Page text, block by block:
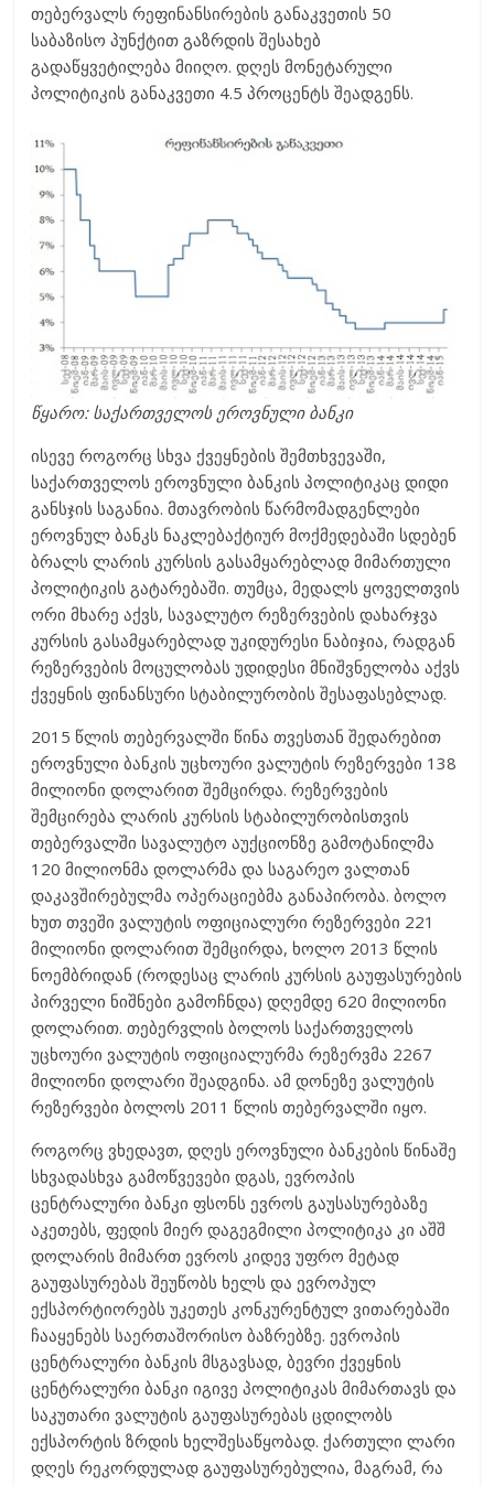
თებერვალს რეფინანსირების განაკვეთის 50
საბაზისო პუნქტით გაზრდის შესახებ
გადაწყვეტილება მიიღო. დღეს მონეტარული
პოლიტიკის განაკვეთი 4.5 პროცენტს შეადგენს.
წყარო: საქართველოს ეროვნული ბანკი
ისევე როგორც სხვა ქვეყნების შემთხვევაში,
საქართველოს ეროვნული ბანკის პოლიტიკაც დიდი
განსჯის საგანია. მთავრობის წარმომადგენლები
ეროვნულ ბანკს ნაკლებაქტიურ მოქმედებაში სდებენ
ბრალს ლარის კურსის გასამყარებლად მიმართული
პოლიტიკის გატარებაში. თუმცა, მედალს ყოველთვის
ორი მხარე აქვს, სავალუტო რეზერვების დახარჯვა
კურსის გასამყარებლად უკიდურესი ნაბიჯია, რადგან
რეზერვების მოცულობას უდიდესი მნიშვნელობა აქვს
ქვეყნის ფინანსური სტაბილურობის შესაფასებლად.
2015 წლის თებერვალში წინა თვესთან შედარებით
ეროვნული ბანკის უცხოური ვალუტის რეზერვები 138
მილიონი დოლარით შემცირდა. რეზერვების
შემცირება ლარის კურსის სტაბილურობისთვის
თებერვალში სავალუტო აუქციონზე გამოტანილმა
120 მილიონმა დოლარმა და საგარეო ვალთან
დაკავშირებულმა ოპერაციებმა განაპირობა. ბოლო
ხუთ თვეში ვალუტის ოფიციალური რეზერვები 221
მილიონი დოლარით შემცირდა, ხოლო 2013 წლის
ნოემბრიდან (როდესაც ლარის კურსის გაუფასურების
პირველი ნიშნები გამოჩნდა) დღემდე 620 მილიონი
დოლარით. თებერვლის ბოლოს საქართველოს
უცხოური ვალუტის ოფიციალურმა რეზერვმა 2267
მილიონი დოლარი შეადგინა. ამ დონეზე ვალუტის
რეზერვები ბოლოს 2011 წლის თებერვალში იყო.
როგორც ვხედავთ, დღეს ეროვნული ბანკების წინაშე
სხვადასხვა გამოწვევები დგას, ევროპის
ცენტრალური ბანკი ფსონს ევროს გაუსასურებაზე
აკეთებს, ფედის მიერ დაგეგმილი პოლიტიკა კი აშშ
დოლარის მიმართ ევროს კიდევ უფრო მეტად
გაუფასურებას შეუწობს ხელს და ევროპულ
ექსპორტიორებს უკეთეს კონკურენტულ ვითარებაში
ჩააყენებს საერთაშორისო ბაზრებზე. ევროპის
ცენტრალური ბანკის მსგავსად, ბევრი ქვეყნის
ცენტრალური ბანკი იგივე პოლიტიკას მიმართავს და
საკუთარი ვალუტის გაუფასურებას ცდილობს
ექსპორტის ზრდის ხელშესაწყობად. ქართული ლარი
დღეს რეკორდულად გაუფასურებულია, მაგრამ, რა